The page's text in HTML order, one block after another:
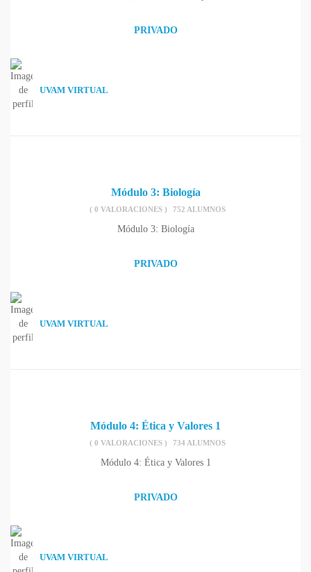
PRIVADO
UVAM VIRTUAL
Módulo 3: Biología
( 0 VALORACIONES ) 752 ALUMNOS
Módulo 3: Biología
PRIVADO
UVAM VIRTUAL
Módulo 4: Ética y Valores 1
( 0 VALORACIONES ) 734 ALUMNOS
Módulo 4: Ética y Valores 1
PRIVADO
UVAM VIRTUAL